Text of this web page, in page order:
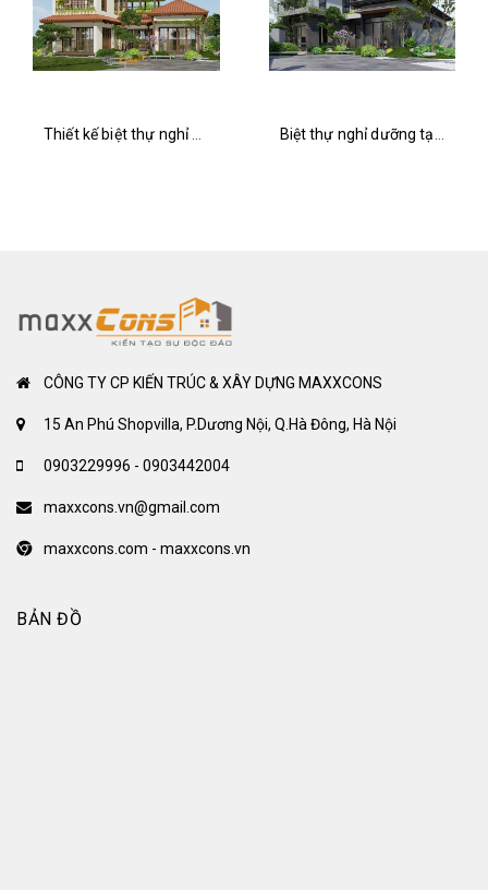
Biệt thự nghỉ dưỡng tại Hải Dương Thiết kế nhà lắp ghép GF2401
CÔNG TY CP KIẾN TRÚC & XÂY DỰNG MAXXCONS
15 An Phú Shopvilla, P.Dương Nội, Q.Hà Đông, Hà Nội
0903229996 - 0903442004
maxxcons.vn@gmail.com
maxxcons.com - maxxcons.vn
BẢN ĐỒ